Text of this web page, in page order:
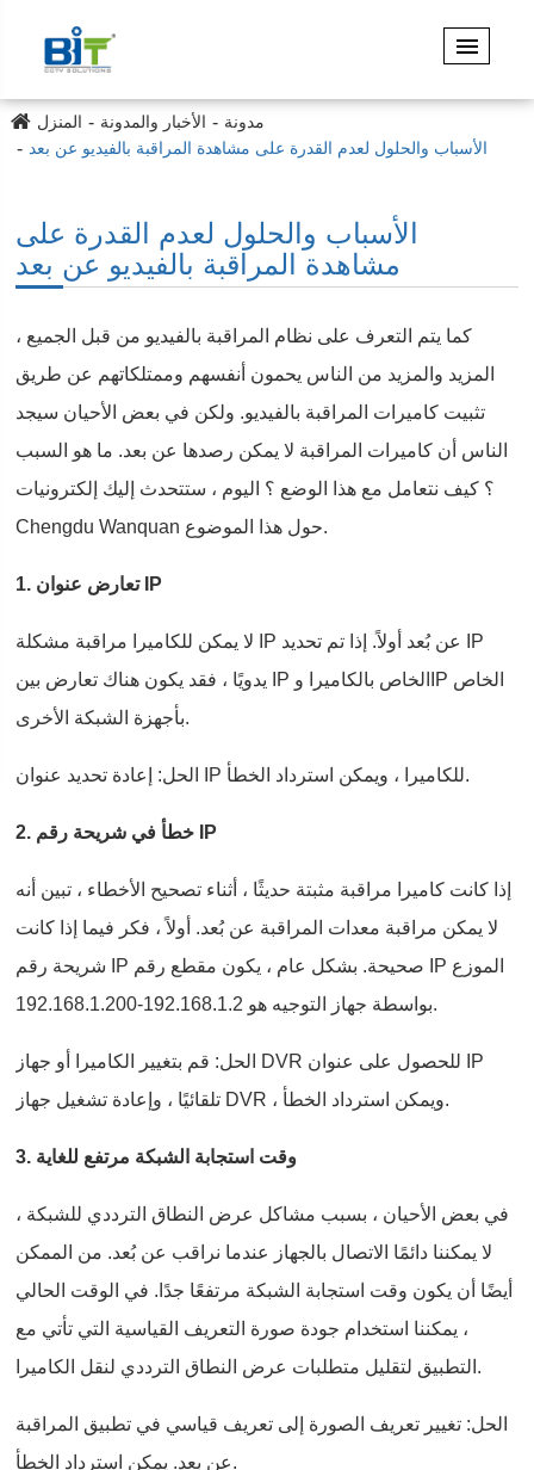
المنزل الأخبار والمدونة
مدونة
الأسباب والحلول لعدم القدرة على مشاهدة المراقبة بالفيديو عن بعد
الأسباب والحلول لعدم القدرة على
مشاهدة المراقبة بالفيديو عن بعد
كما يتم التعرف على نظام المراقبة بالفيديو من قبل الجميع ،
المزيد والمزيد من الناس يحمون أنفسهم وممتلكاتهم عن طريق
تثبيت كاميرات المراقبة بالفيديو. ولكن في بعض الأحيان سيجد
الناس أن كاميرات المراقبة لا يمكن رصدها عن بعد. ما هو السبب
؟ كيف نتعامل مع هذا الوضع ؟ اليوم ، ستتحدث إليك إلكترونيات
Chengdu Wanquan حول هذا الموضوع.
1. تعارض عنوان IP
لا يمكن للكاميرا مراقبة مشكلة IP عن بُعد أولاً. إذا تم تحديد IP
يدويًا ، فقد يكون هناك تعارض بين IP الخاص بالكاميرا وIP الخاص
بأجهزة الشبكة الأخرى.
الحل: إعادة تحديد عنوان IP للكاميرا ، ويمكن استرداد الخطأ.
2. خطأ في شريحة رقم IP
إذا كانت كاميرا مراقبة مثبتة حديثًا ، أثناء تصحيح الأخطاء ، تبين أنه
لا يمكن مراقبة معدات المراقبة عن بُعد. أولاً ، فكر فيما إذا كانت
شريحة رقم IP صحيحة. بشكل عام ، يكون مقطع رقم IP الموزع
بواسطة جهاز التوجيه هو 192.168.1.2-192.168.1.200.
الحل: قم بتغيير الكاميرا أو جهاز DVR للحصول على عنوان IP
تلقائيًا ، وإعادة تشغيل جهاز DVR ، ويمكن استرداد الخطأ.
3. وقت استجابة الشبكة مرتفع للغاية
في بعض الأحيان ، بسبب مشاكل عرض النطاق الترددي للشبكة ،
لا يمكننا دائمًا الاتصال بالجهاز عندما نراقب عن بُعد. من الممكن
أيضًا أن يكون وقت استجابة الشبكة مرتفعًا جدًا. في الوقت الحالي
، يمكننا استخدام جودة صورة التعريف القياسية التي تأتي مع
التطبيق لتقليل متطلبات عرض النطاق الترددي لنقل الكاميرا.
الحل: تغيير تعريف الصورة إلى تعريف قياسي في تطبيق المراقبة
عن بعد. يمكن استرداد الخطأ.